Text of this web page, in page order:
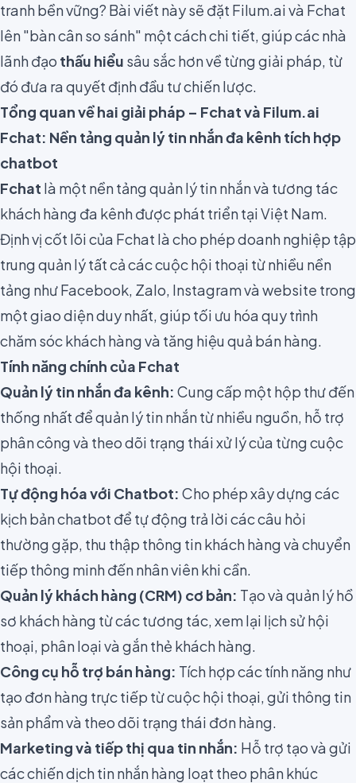
tranh bền vững? Bài viết này sẽ đặt Filum.ai và Fchat
lên "bàn cân so sánh" một cách chi tiết, giúp các nhà
lãnh đạo thấu hiểu sâu sắc hơn về từng giải pháp, từ
đó đưa ra quyết định đầu tư chiến lược.
Tổng quan về hai giải pháp – Fchat và Filum.ai
Fchat: Nền tảng quản lý tin nhắn đa kênh tích hợp
chatbot
Fchat là một nền tảng quản lý tin nhắn và tương tác
khách hàng đa kênh được phát triển tại Việt Nam.
Định vị cốt lõi của Fchat là cho phép doanh nghiệp tập
trung quản lý tất cả các cuộc hội thoại từ nhiều nền
tảng như Facebook, Zalo, Instagram và website trong
một giao diện duy nhất, giúp tối ưu hóa quy trình
chăm sóc khách hàng và tăng hiệu quả bán hàng.
Tính năng chính của Fchat
Quản lý tin nhắn đa kênh: Cung cấp một hộp thư đến
thống nhất để quản lý tin nhắn từ nhiều nguồn, hỗ trợ
phân công và theo dõi trạng thái xử lý của từng cuộc
hội thoại.
Tự động hóa với Chatbot: Cho phép xây dựng các
kịch bản chatbot để tự động trả lời các câu hỏi
thường gặp, thu thập thông tin khách hàng và chuyển
tiếp thông minh đến nhân viên khi cần.
Quản lý khách hàng (CRM) cơ bản: Tạo và quản lý hồ
sơ khách hàng từ các tương tác, xem lại lịch sử hội
thoại, phân loại và gắn thẻ khách hàng.
Công cụ hỗ trợ bán hàng: Tích hợp các tính năng như
tạo đơn hàng trực tiếp từ cuộc hội thoại, gửi thông tin
sản phẩm và theo dõi trạng thái đơn hàng.
Marketing và tiếp thị qua tin nhắn: Hỗ trợ tạo và gửi
các chiến dịch tin nhắn hàng loạt theo phân khúc